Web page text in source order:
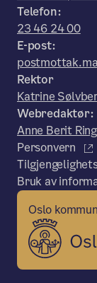
Telefon:
23 46 24 00
E-post:
Rektor
Katrine
Webredaktør:
Anne Berit
Personvern
Bruk av
Oslo